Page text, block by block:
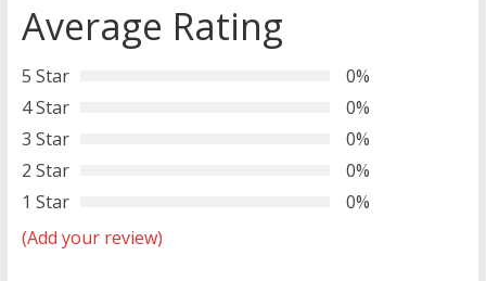
Average Rating
5 Star
0%
4 Star
0%
3 Star
0%
2 Star
0%
1 Star
0%
(Add your review)